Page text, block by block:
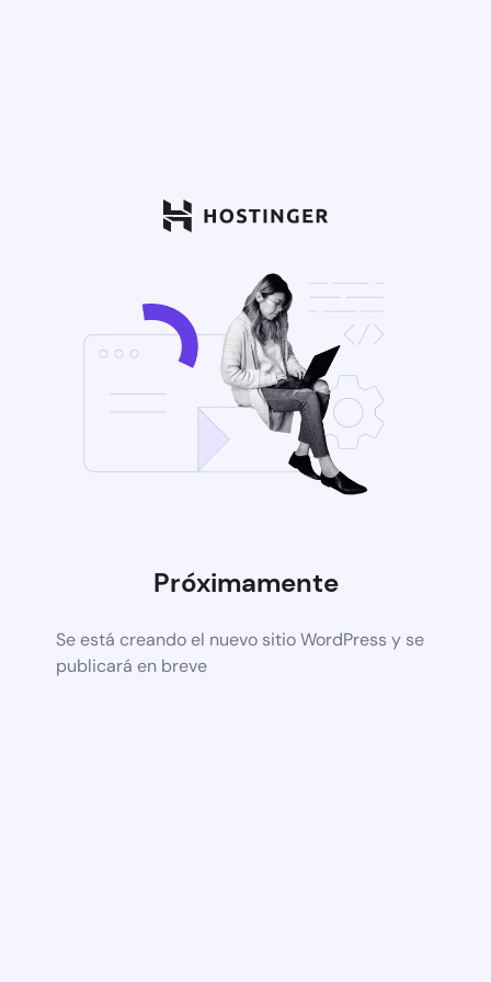
Próximamente
Se está creando el nuevo sitio WordPress y se
publicará en breve